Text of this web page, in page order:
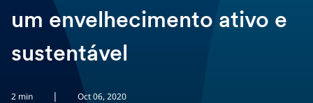
um envelhecimento ativo e
sustentável
2 min | Oct 06, 2020